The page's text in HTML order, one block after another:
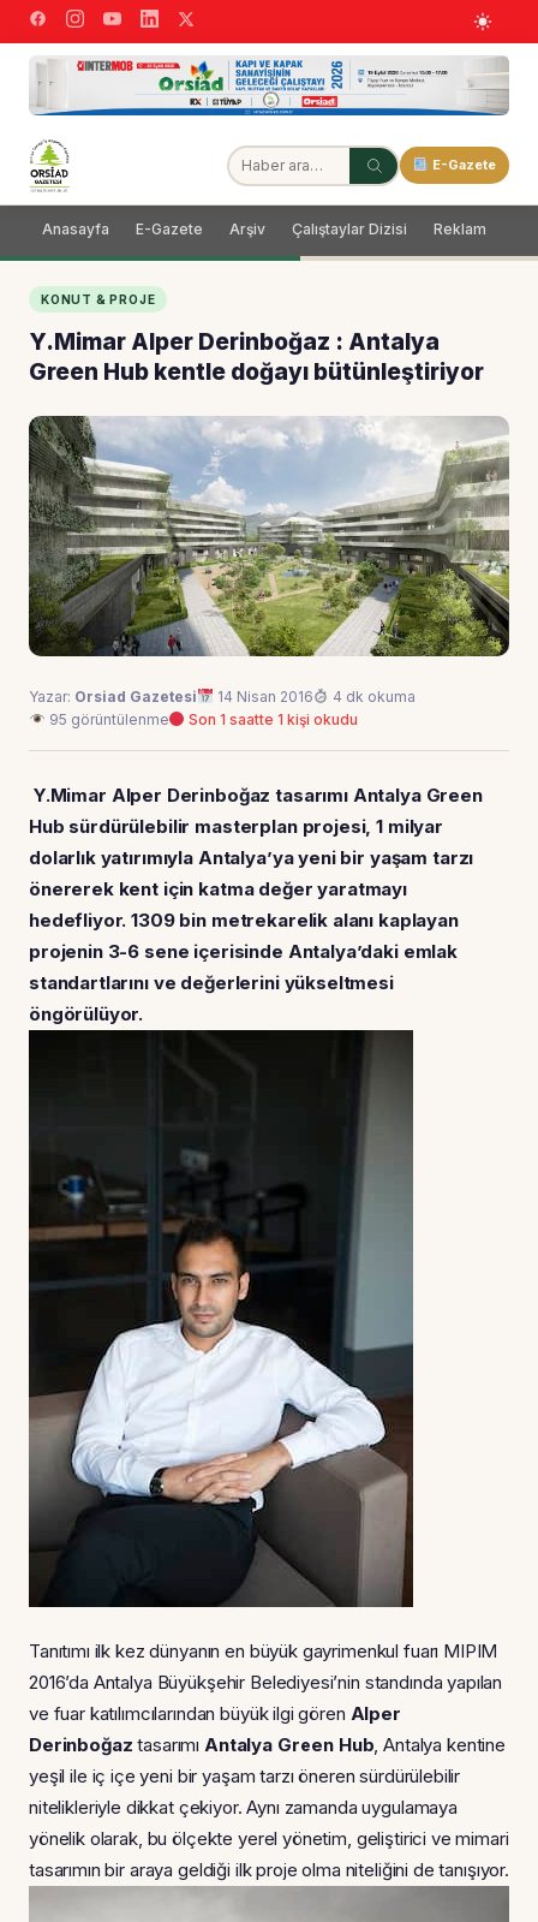
E-Gazete
Anasayfa E-Gazete Arşiv Çalıştaylar Dizisi Reklam
KONUT & PROJE
Y.Mimar Alper Derinboğaz : Antalya
Green Hub kentle doğayı bütünleştiriyor
Yazar: Orsiad Gazetesi 14 Nisan 2016
4 dk okuma
95 görüntülenme
Son 1 saatte 1 kişi okudu
Y.Mimar Alper Derinboğaz tasarımı Antalya Green
Hub sürdürülebilir masterplan projesi, 1 milyar
dolarlık yatırımıyla Antalya’ya yeni bir yaşam tarzı
önererek kent için katma değer yaratmayı
hedefliyor. 1309 bin metrekarelik alanı kaplayan
projenin 3-6 sene içerisinde Antalya’daki emlak
standartlarını ve değerlerini yükseltmesi
öngörülüyor.
Tanıtımı ilk kez dünyanın en büyük gayrimenkul fuarı MIPIM
2016’da Antalya Büyükşehir Belediyesi’nin standında yapılan
ve fuar katılımcılarından büyük ilgi gören Alper
Derinboğaz tasarımı Antalya Green Hub , Antalya kentine
yeşil ile iç içe yeni bir yaşam tarzı öneren sürdürülebilir
nitelikleriyle dikkat çekiyor. Aynı zamanda uygulamaya
yönelik olarak, bu ölçekte yerel yönetim, geliştirici ve mimari
tasarımın bir araya geldiği ilk proje olma niteliğini de tanışıyor.​